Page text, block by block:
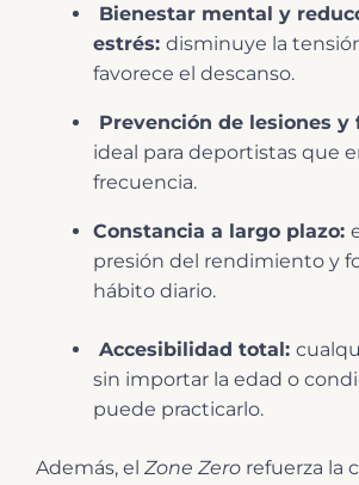
Bienestar mental y
estrés: disminuye la
favorece el descanso.
Prevención de lesiones y
ideal para deportistas que
frecuencia.
Constancia a largo plazo:
presión del rendimiento y
hábito diario.
Accesibilidad total:
sin importar la edad o
puede practicarlo.
Además, el Zone Zero refuerza la